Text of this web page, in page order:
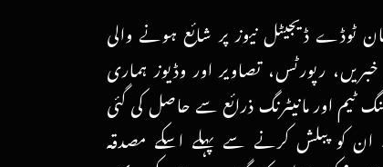
ٹوڈے ڈیجیٹل نیوز پر شائع ہونے والی
رپورٹس، تصاویر اور وڈیوز ہماری
ٹیم اور مانیٹرنگ ذرائع سے حاصل کی گئی
ان کو پبلش کرنے سے پہلے اسکے مصدقہ